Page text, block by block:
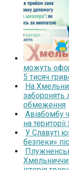
можуть
5 тисяч
На
заборонять
обмеження
Авіабомбу
на
У Славуті
безпеки»